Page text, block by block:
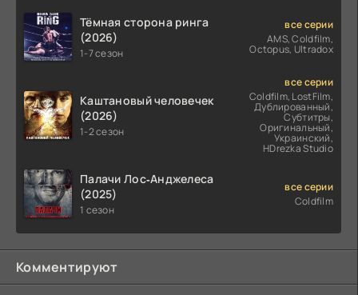
Тёмная сторона ринга
(2026)
1-7 сезон
все серии
AMS, Coldfilm,
Octopus, Ultradox
Каштановый человечек
(2026)
1-2 сезон
все серии
Coldfilm, LostFilm,
Дублированный,
Субтитры,
Оригинальный,
Украинский,
HDrezka Studio
Палачи Лос‑Анджелеса
(2025)
1 сезон
все серии
Coldfilm
Комментируют